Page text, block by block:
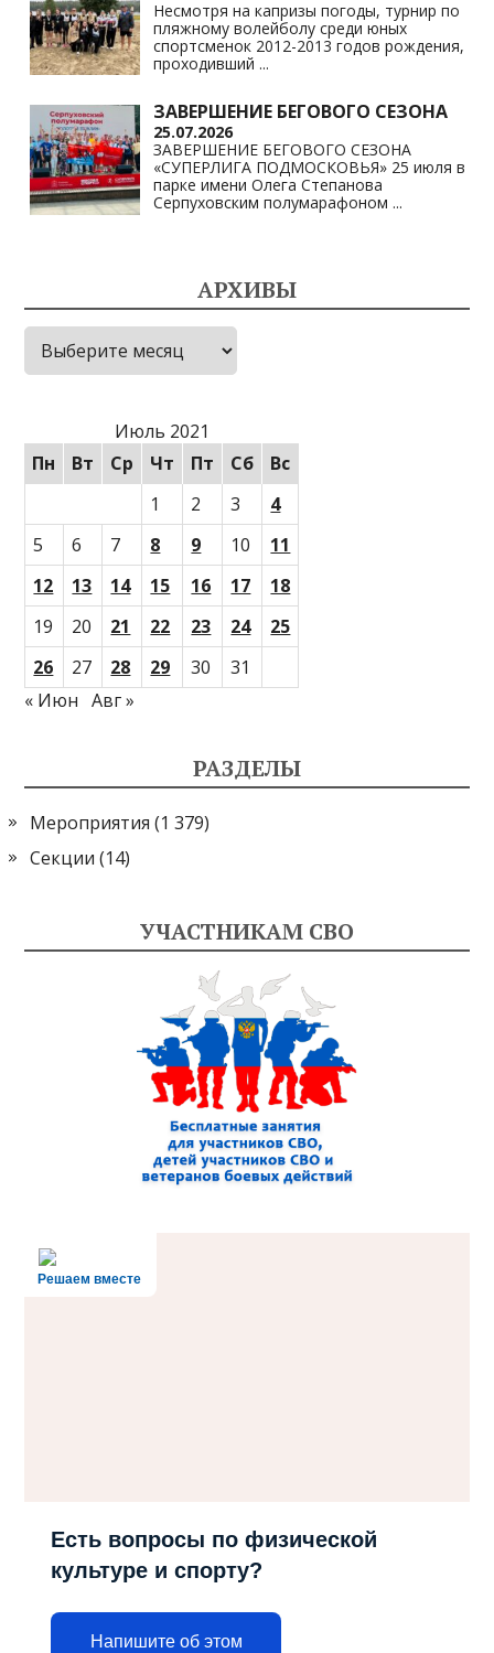
Несмотря на капризы погоды, турнир по
пляжному волейболу среди юных
спортсменок 2012-2013 годов рождения,
проходивший ...
ЗАВЕРШЕНИЕ БЕГОВОГО СЕЗОНА
25.07.2026
ЗАВЕРШЕНИЕ БЕГОВОГО СЕЗОНА
«СУПЕРЛИГА ПОДМОСКОВЬЯ» 25 июля в
парке имени Олега Степанова
Серпуховским полумарафоном ...
АРХИВЫ
Архивы
Июль 2021
Пн
Вт Ср Чт Пт Сб
Вс
1
2 3
4
5
6 7 8 9 10
11
12
13 14 15 16 17
18
19
20 21 22 23 24
25
26
27 28 29 30
31
« Июн
Авг »
РАЗДЕЛЫ
Мероприятия (1 379)
Секции (14)
УЧАСТНИКАМ СВО
Решаем вместе
Есть вопросы по физической
культуре и спорту?
Напишите об этом